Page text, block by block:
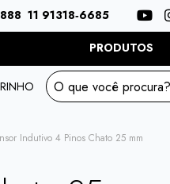
11 91318‑6685
Redes
sociais:
PRODUTOS
Indutivo 4 Pinos Chato 25 mm